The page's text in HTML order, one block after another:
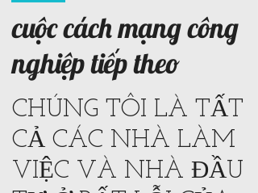
cuộc cách mạng công
nghiệp tiếp theo
CHÚNG TÔI LÀ TẤT
CẢ CÁC NHÀ LÀM
VIỆC VÀ NHÀ ĐẦU